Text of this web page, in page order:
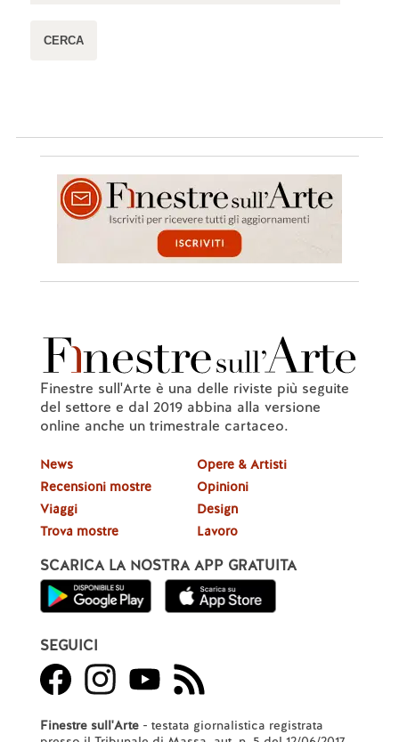
Finestre sull'Arte è una delle riviste più seguite
del settore e dal 2019 abbina alla versione
online anche un trimestrale cartaceo.
News
Recensioni mostre
Viaggi
Trova mostre
Opere & Artisti
Opinioni
Design
Lavoro
SCARICA LA NOSTRA APP GRATUITA
SEGUICI
Finestre sull'Arte- testata giornalistica registrata